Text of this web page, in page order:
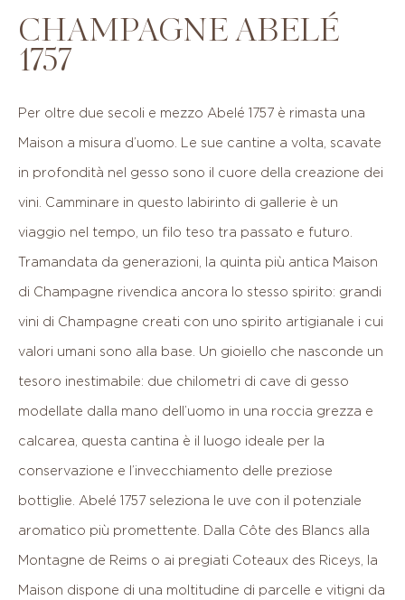
CHAMPAGNE ABELÉ
1757
Per oltre due secoli e mezzo Abelé 1757 è rimasta una
Maison a misura d’uomo. Le sue cantine a volta, scavate
in profondità nel gesso sono il cuore della creazione dei
vini. Camminare in questo labirinto di gallerie è un
viaggio nel tempo, un filo teso tra passato e futuro.
Tramandata da generazioni, la quinta più antica Maison
di Champagne rivendica ancora lo stesso spirito: grandi
vini di Champagne creati con uno spirito artigianale i cui
valori umani sono alla base. Un gioiello che nasconde un
tesoro inestimabile: due chilometri di cave di gesso
modellate dalla mano dell’uomo in una roccia grezza e
calcarea, questa cantina è il luogo ideale per la
conservazione e l’invecchiamento delle preziose
bottiglie. Abelé 1757 seleziona le uve con il potenziale
aromatico più promettente. Dalla Côte des Blancs alla
Montagne de Reims o ai pregiati Coteaux des Riceys, la
Maison dispone di una moltitudine di parcelle e vitigni da